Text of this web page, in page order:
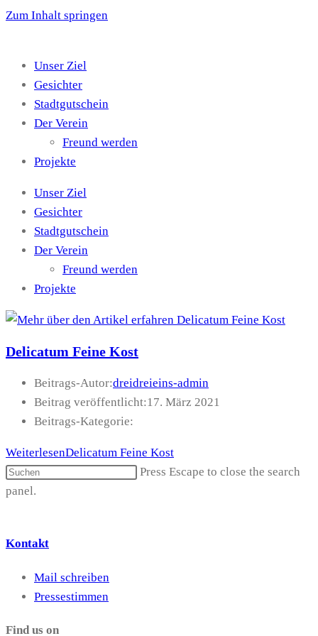
Zum Inhalt springen
Unser Ziel
Gesichter
Stadtgutschein
Der Verein
Freund werden
Projekte
Unser Ziel
Gesichter
Stadtgutschein
Der Verein
Freund werden
Projekte
Delicatum Feine Kost
Beitrags-Autor:dreidreieins-admin
Beitrag veröffentlicht:17. März 2021
Beitrags-Kategorie:
WeiterlesenDelicatum Feine Kost
Press Escape to close the search
panel.
Kontakt
Mail schreiben
Pressestimmen
Find us on